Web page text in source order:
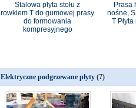
Stalowa płyta stołu z
rowkiem T do gumowej prasy
do formowania
kompresyjnego
Prasa
nośne,
T
Elektryczne podgrzewane płyty (7)